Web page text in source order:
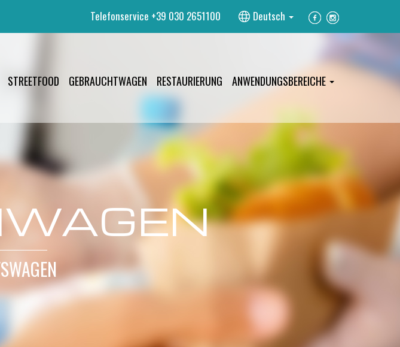
Deutsch
Telefonservice +39 030 2651100
STREETFOOD GEBRAUCHTWAGEN RESTAURIERUNG ANWENDUNGSBEREICHE